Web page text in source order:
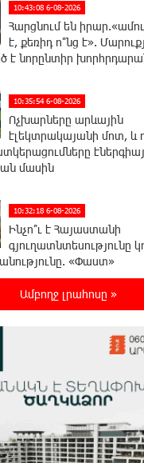
10:43:08 6-08-2026
Հարցնում են
է, քեռիդ ո՞նց է».
է նորընտիր
10:35:54 6-08-2026
Ոչխարները արևային
էլեկտրակայանի մոտ, և
մասին
10:32:18 6-08-2026
Ինչո՞ւ է Հայաստանի
գյուղատնտեսությունը
«Փաստ»
10:32:10 6-08-2026
նախարար,
առաջնորդ,
Արշակ Կարապետյան
«Հայկիցս հետո ապրելու
թոռնիկներս տվեցին».
Ամբողջ լրահոսը »